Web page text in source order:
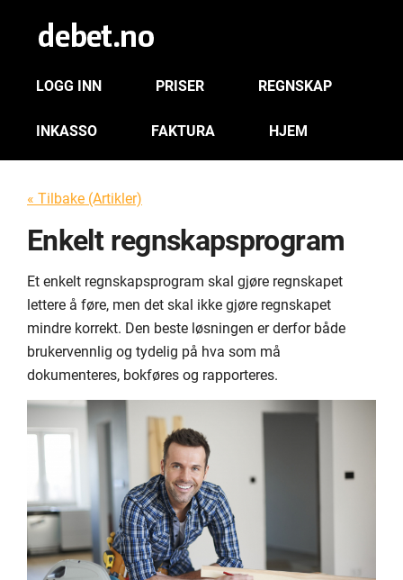
LOGG INN PRISER REGNSKAP
INKASSO FAKTURA HJEM
« Tilbake (Artikler)
Enkelt regnskapsprogram
Et enkelt regnskapsprogram skal gjøre regnskapet
lettere å føre, men det skal ikke gjøre regnskapet
mindre korrekt. Den beste løsningen er derfor både
brukervennlig og tydelig på hva som må
dokumenteres, bokføres og rapporteres.